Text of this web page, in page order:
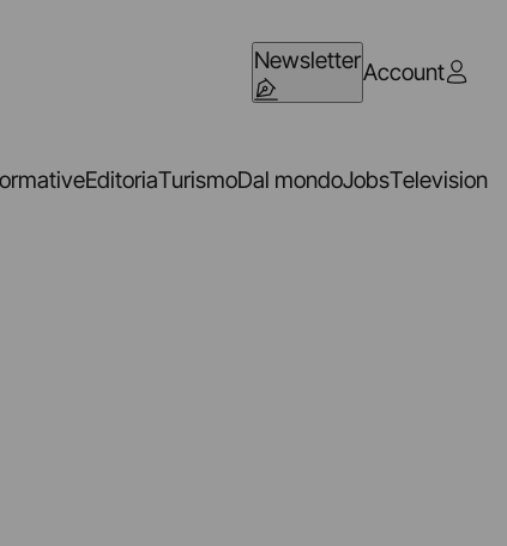
NewsletterAccount
EditoriaTurismoDal mondoJobsTelevision